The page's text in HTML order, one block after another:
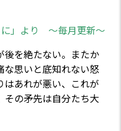
に」より ～毎月更新～
を絶たない。またか
な思いと底知れない怒
はあれが悪い、これが
その矛先は自分たち大